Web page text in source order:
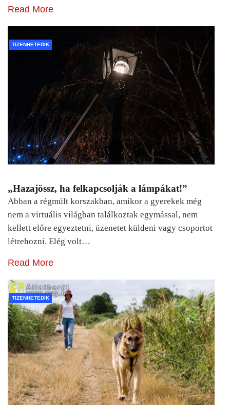
Read More
TIZENHETEDIK
„Hazajössz, ha felkapcsolják a lámpákat!”
Abban a régmúlt korszakban, amikor a gyerekek még
nem a virtuális világban találkoztak egymással, nem
kellett előre egyeztetni, üzenetet küldeni vagy csoportot
létrehozni. Elég volt…
Read More
TIZENHETEDIK